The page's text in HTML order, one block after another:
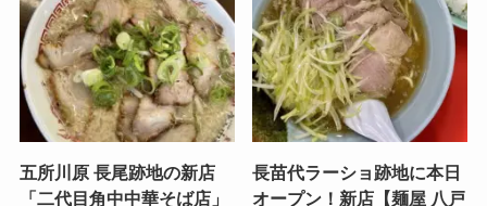
五所川原 長尾跡地の新店
「二代目角中中華そば店」
長苗代ラーショ跡地に本日
オープン！新店【麺屋 八戸